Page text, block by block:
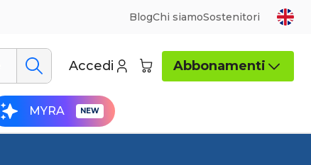
BlogChi siamoSostenitori
Accedi Abbonamenti
MYRA